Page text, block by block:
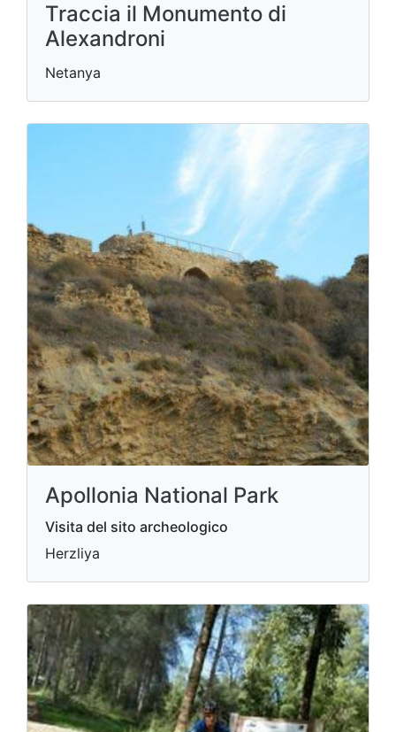
Traccia il Monumento di
Alexandroni
Netanya
Apollonia National Park
Visita del sito archeologico
Herzliya